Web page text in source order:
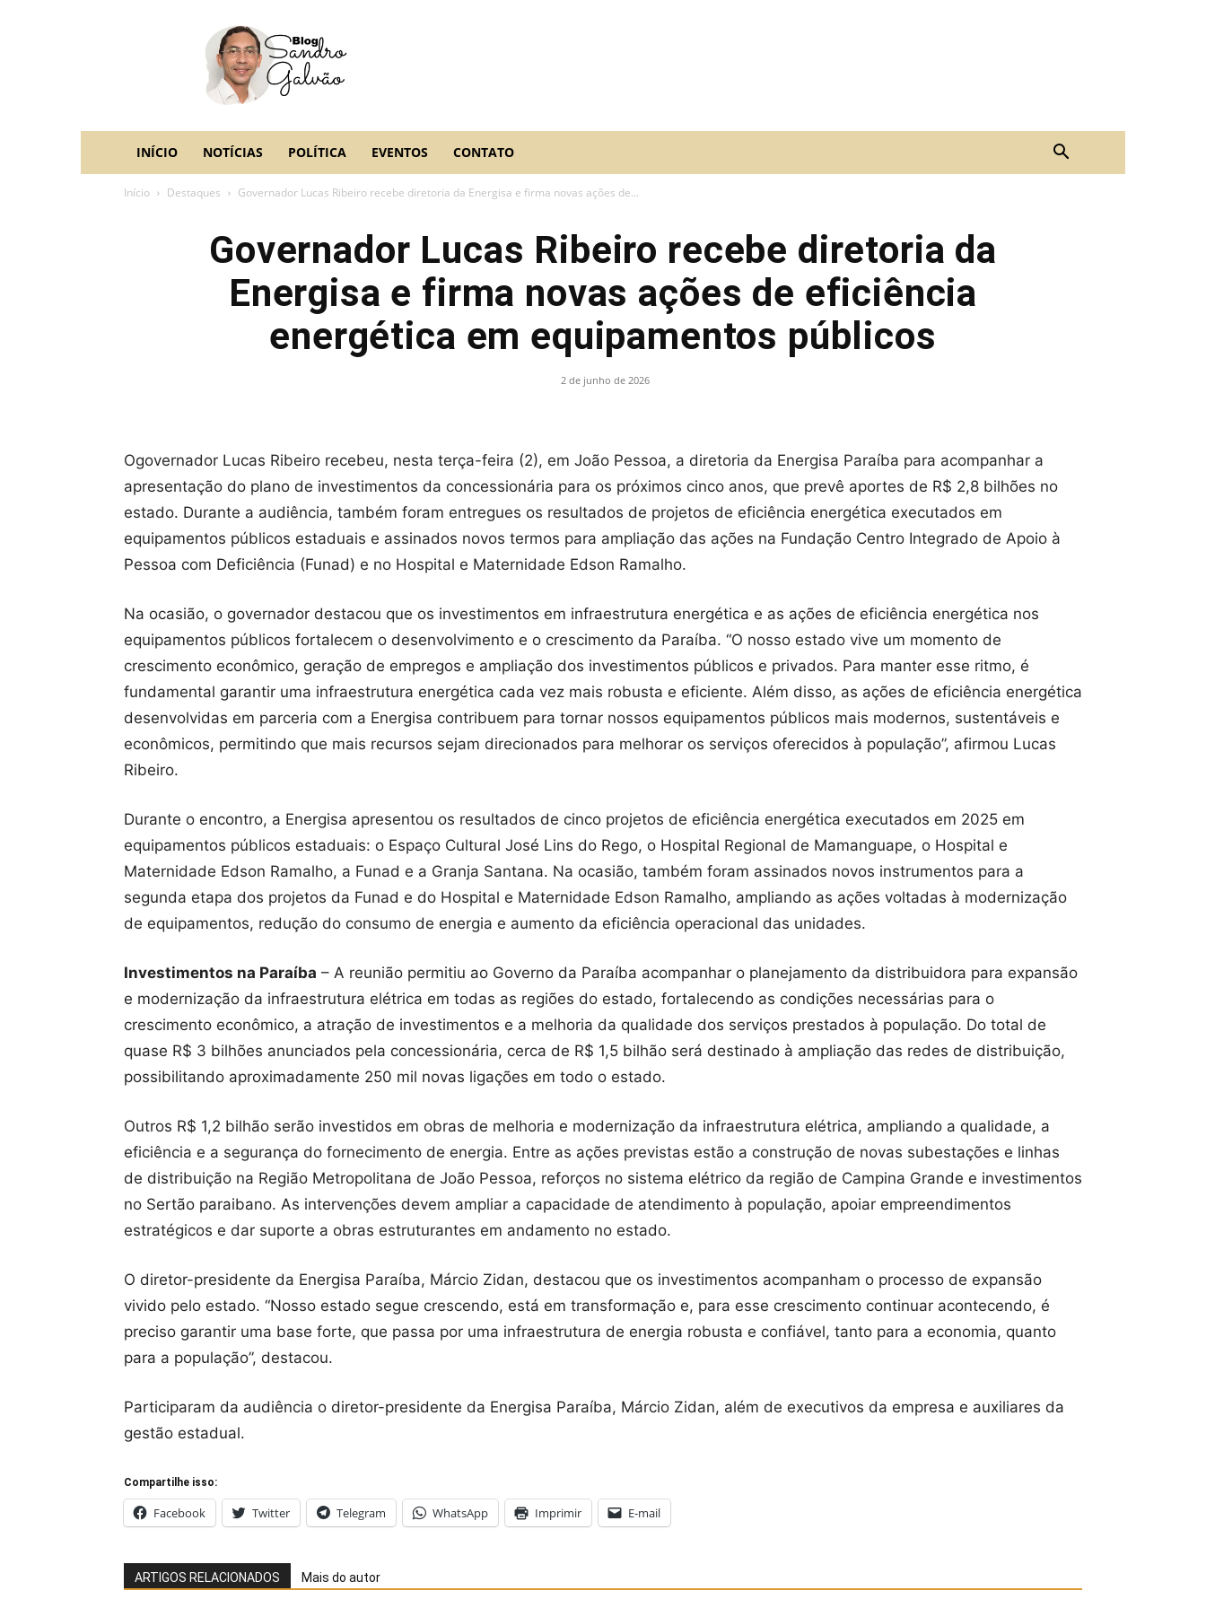
Sandro
Galvão
INÍCIO NOTÍCIAS POLÍTICA EVENTOS CONTATO
Início Destaques Governador Lucas Ribeiro recebe diretoria da Energisa e firma novas ações de...
Governador Lucas Ribeiro recebe diretoria da
Energisa e firma novas ações de eficiência
energética em equipamentos públicos
2 de junho de 2026
Ogovernador Lucas Ribeiro recebeu, nesta terça-feira (2), em João Pessoa, a diretoria da Energisa Paraíba para acompanhar a
apresentação do plano de investimentos da concessionária para os próximos cinco anos, que prevê aportes de R$ 2,8 bilhões no
estado. Durante a audiência, também foram entregues os resultados de projetos de eficiência energética executados em
equipamentos públicos estaduais e assinados novos termos para ampliação das ações na Fundação Centro Integrado de Apoio à
Pessoa com Deficiência (Funad) e no Hospital e Maternidade Edson Ramalho.
Na ocasião, o governador destacou que os investimentos em infraestrutura energética e as ações de eficiência energética nos
equipamentos públicos fortalecem o desenvolvimento e o crescimento da Paraíba. “O nosso estado vive um momento de
crescimento econômico, geração de empregos e ampliação dos investimentos públicos e privados. Para manter esse ritmo, é
fundamental garantir uma infraestrutura energética cada vez mais robusta e eficiente. Além disso, as ações de eficiência energética
desenvolvidas em parceria com a Energisa contribuem para tornar nossos equipamentos públicos mais modernos, sustentáveis e
econômicos, permitindo que mais recursos sejam direcionados para melhorar os serviços oferecidos à população”, afirmou Lucas
Ribeiro.
Durante o encontro, a Energisa apresentou os resultados de cinco projetos de eficiência energética executados em 2025 em
equipamentos públicos estaduais: o Espaço Cultural José Lins do Rego, o Hospital Regional de Mamanguape, o Hospital e
Maternidade Edson Ramalho, a Funad e a Granja Santana. Na ocasião, também foram assinados novos instrumentos para a
segunda etapa dos projetos da Funad e do Hospital e Maternidade Edson Ramalho, ampliando as ações voltadas à modernização
de equipamentos, redução do consumo de energia e aumento da eficiência operacional das unidades.
Investimentos na Paraíba – A reunião permitiu ao Governo da Paraíba acompanhar o planejamento da distribuidora para expansão
e modernização da infraestrutura elétrica em todas as regiões do estado, fortalecendo as condições necessárias para o
crescimento econômico, a atração de investimentos e a melhoria da qualidade dos serviços prestados à população. Do total de
quase R$ 3 bilhões anunciados pela concessionária, cerca de R$ 1,5 bilhão será destinado à ampliação das redes de distribuição,
possibilitando aproximadamente 250 mil novas ligações em todo o estado.
Outros R$ 1,2 bilhão serão investidos em obras de melhoria e modernização da infraestrutura elétrica, ampliando a qualidade, a
eficiência e a segurança do fornecimento de energia. Entre as ações previstas estão a construção de novas subestações e linhas
de distribuição na Região Metropolitana de João Pessoa, reforços no sistema elétrico da região de Campina Grande e investimentos
no Sertão paraibano. As intervenções devem ampliar a capacidade de atendimento à população, apoiar empreendimentos
estratégicos e dar suporte a obras estruturantes em andamento no estado.
O diretor-presidente da Energisa Paraíba, Márcio Zidan, destacou que os investimentos acompanham o processo de expansão
vivido pelo estado. “Nosso estado segue crescendo, está em transformação e, para esse crescimento continuar acontecendo, é
preciso garantir uma base forte, que passa por uma infraestrutura de energia robusta e confiável, tanto para a economia, quanto
para a população”, destacou.
Participaram da audiência o diretor-presidente da Energisa Paraíba, Márcio Zidan, além de executivos da empresa e auxiliares da
gestão estadual.
Compartilhe isso:
Facebook Twitter Telegram WhatsApp Imprimir E-mail
ARTIGOS RELACIONADOS Mais do autor